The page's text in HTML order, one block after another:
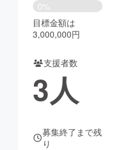
CAMPFIRE Creation
コミュニティ
0%
目標金額は
3,000,000円
支援者数
3人
募集終了まで残
り